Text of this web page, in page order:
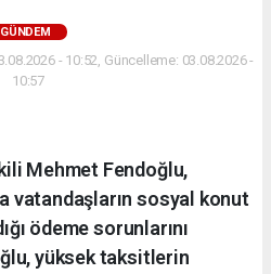
GÜNDEM
- 10:52, Güncelleme: 03.08.2026 -
10:57
Mehmet Fendoğlu,
vatandaşların sosyal konut
ödeme sorunlarını
yüksek taksitlerin